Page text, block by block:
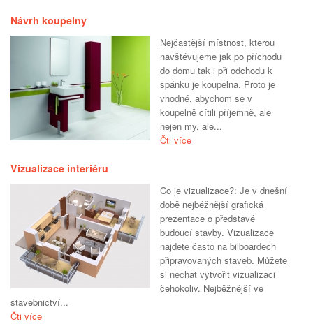
Návrh koupelny
Nejčastější místnost, kterou
navštěvujeme jak po příchodu
do domu tak i při odchodu k
spánku je koupelna. Proto je
vhodné, abychom se v
koupelně cítili příjemně, ale
nejen my, ale...
Čti více
Vizualizace interiéru
Co je vizualizace?: Je v dnešní
době nejběžnější grafická
prezentace o představě
budoucí stavby. Vizualizace
najdete často na bilboardech
připravovaných staveb. Můžete
si nechat vytvořit vizualizaci
čehokoliv. Nejběžnější ve
stavebnictví...
Čti více